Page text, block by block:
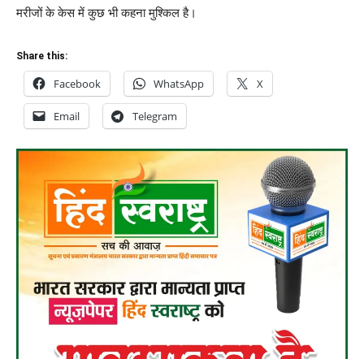
मरीजों के केस में कुछ भी कहना मुश्किल है।
Share this:
Facebook WhatsApp X
Email Telegram